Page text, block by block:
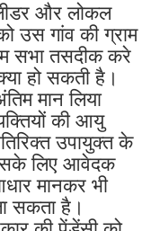
और लोकल
उस गांव की ग्राम
सभा तसदीक करे
हो सकती है।
मान लिया
की आयु
उपायुक्त के
लिए आवेदक
मानकर भी
सकता है।